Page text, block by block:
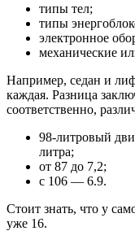
типы тел;
типы
электронное
механические
Например, седан и
каждая. Разница
соответственно,
98-литровый
литра;
от 87 до 7,2;
с 106 — 6.9.
Стоит знать, что у
уже 16.